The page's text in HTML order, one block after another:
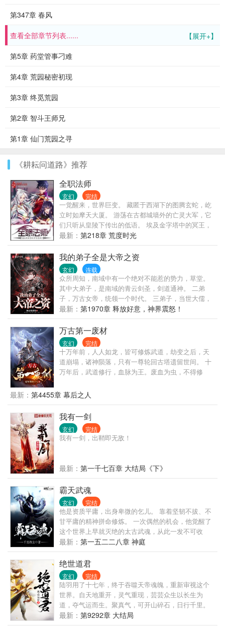
第347章 春风
【展开+】
查看全部章节列表......
第5章 药堂管事刁难
第4章 荒园秘密初现
第3章 终觅荒园
第2章 智斗王师兄
第1章 仙门荒园之寻
《耕耘问道路》推荐
全职法师
玄幻 完结
一觉醒来，世界巨变。 藏匿于西湖下的图腾玄蛇，屹
立时如摩天大厦。 游荡在古都城墙外的亡灵大军，它
们只听从皇陵下传出的低语。 埃及金字塔中的冥王，
它和它的部众始终觊觎着东方大地！ 伦敦有着伟大的
驯龙世家。 希腊帕特农圣山上，有神女祈福。 威尼斯
被誉为水系魔法之都。 奈斯卡巨画从沉睡中苏醒。 贺
兰山风与雨侵蚀出的岩纹，组成一只眼，山脊是眶，
数万年来凝视着上苍。
最新： 第218章 荒度时光
我的弟子全是大帝之资
玄幻 连载
众所周知，南域中有一个绝对不能惹的势力，草堂。
其中大弟子，是南域的青云剑圣，剑道通神。 二弟
子，万古女帝，统领一个时代。 三弟子，当世大儒，
文曲星下凡。 四弟子，魔神转世，镇压九幽。 ……
陆长生：我？我没什么了不起的，就是他们的师尊罢
了。
最新： 第1970章 释放好意，神界震怒！
万古第一废材
玄幻 完结
十万年前，人人如龙，皆可修炼武道，劫变之后，天
道崩塌，诸神陨落，只有一尊轮回古塔遗留世间。 十
万年后，武道修行，血脉为王。废血为虫，不得修
得无名宝塔，穿越到这个玄幻异世界，以废品血脉踏
上了逆天修炼之途。
最新： 第4455章 幕后之人
我有一剑
玄幻 完结
我有一剑，出鞘即无敌！
最新： 第一千七百章 大结局《下》
霸天武魂
玄幻 完结
他是资质平庸，出身卑微的乞儿。 靠着坚韧不拔、不
甘平庸的精神拼命修炼。 一次偶然的机会，他觉醒了
这个世界上早就灭绝的太古武魂，从此一发不可收
拾，犹如彗星般崛起，踏上了霸绝天下的修炼之路。
从人尽可欺的乞讨者开始，他步步生辉，步入这个宗
门林立、天才无数、万族争雄、人类英雄豪杰不断涌
现、浩瀚壮阔的混乱时代。 他要凭借霸天武魂，打造
属于自己的神话！
最新： 第一五二二八章 神庭
绝世道君
玄幻 完结
陆羽用了十七年，终于吞噬天帝魂魄，重新审视这个
世界。自天地重开，灵气重现，芸芸众生以长生为
道，夺气运而生。聚真气，可开山碎石，日行千里。
练法术，可呼风唤雨，腾云驾雾。虎啸山林，龙游浅
水。这一世，问鼎苍穹，猛虎下山，龙飞九天！
最新： 第9292章 大结局